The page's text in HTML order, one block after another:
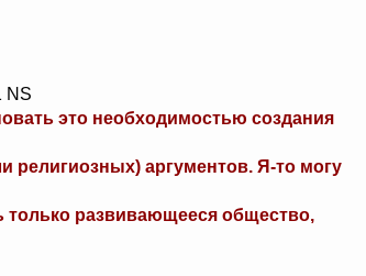
NS
это необходимостью создания
религиозных) аргументов. Я-то могу
развивающееся общество,